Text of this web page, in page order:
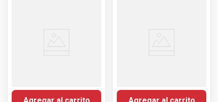
Agregar al carrito Agregar al carrito